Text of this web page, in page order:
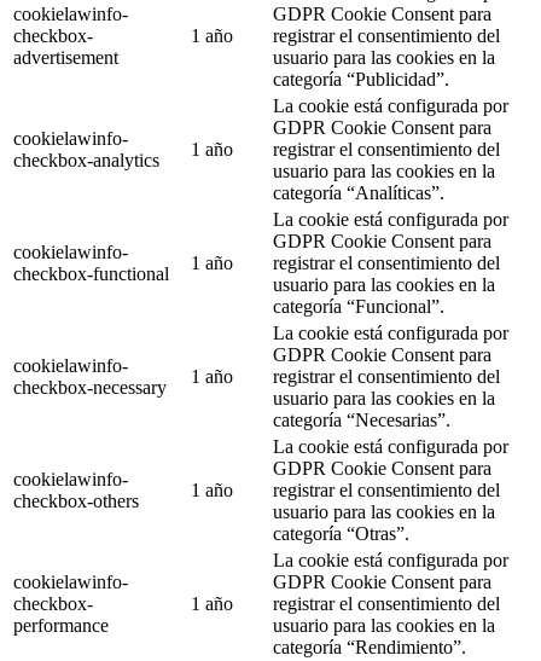
cookielawinfo-
checkbox-
advertisement
1 año
GDPR Cookie Consent para
registrar el consentimiento del
usuario para las cookies en la
categoría “Publicidad”.
cookielawinfo-
checkbox-analytics
1 año
La cookie está configurada por
GDPR Cookie Consent para
registrar el consentimiento del
usuario para las cookies en la
categoría “Analíticas”.
cookielawinfo-
checkbox-functional
1 año
La cookie está configurada por
GDPR Cookie Consent para
registrar el consentimiento del
usuario para las cookies en la
categoría “Funcional”.
cookielawinfo-
checkbox-necessary
1 año
La cookie está configurada por
GDPR Cookie Consent para
registrar el consentimiento del
usuario para las cookies en la
categoría “Necesarias”.
cookielawinfo-
checkbox-others
1 año
La cookie está configurada por
GDPR Cookie Consent para
registrar el consentimiento del
usuario para las cookies en la
categoría “Otras”.
cookielawinfo-
checkbox-
performance
1 año
La cookie está configurada por
GDPR Cookie Consent para
registrar el consentimiento del
usuario para las cookies en la
categoría “Rendimiento”.